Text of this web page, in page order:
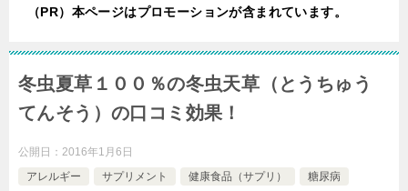
（PR）本ページはプロモーションが含まれています。
冬虫夏草１００％の冬虫天草（とうちゅう
てんそう）の口コミ効果！
公開日： 2016年1月6日
アレルギー
サプリメント 健康食品（サプリ） 糖尿病